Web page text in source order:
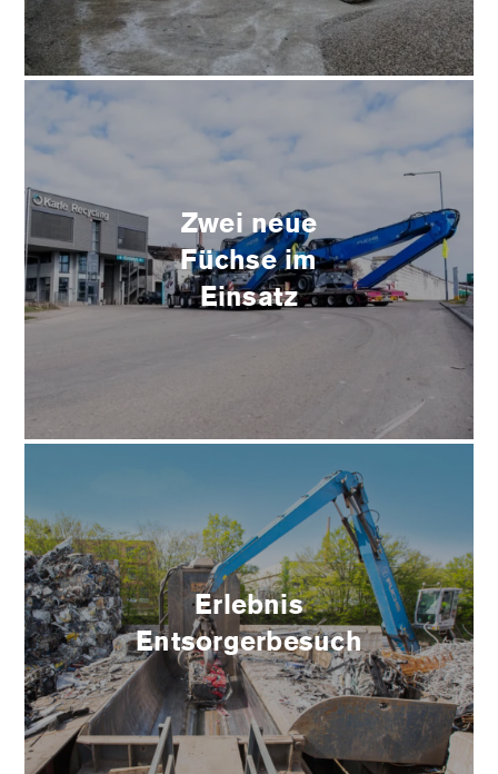
Zwei neue
Füchse im
Einsatz
Erlebnis
Entsorgerbesuch